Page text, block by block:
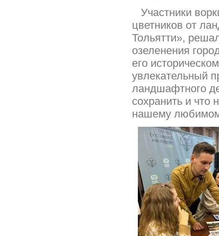
Участники
цветников от
Тольятти»,
озеленения
его
увлекательный
ландшафтного
сохранить и что
нашему